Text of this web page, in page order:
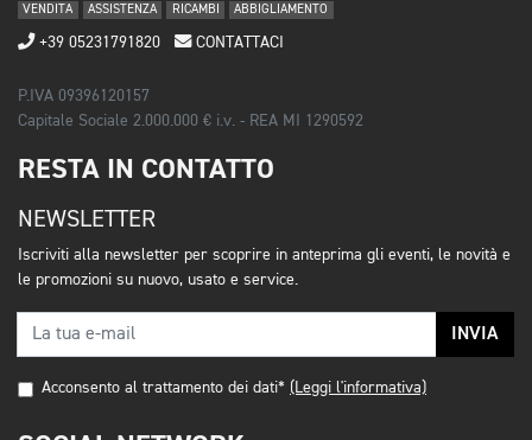
VENDITA ASSISTENZA RICAMBI ABBIGLIAMENTO
+39 05231791820 CONTATTACI
P.IVA 09396120157
Capitale Sociale 2.000.000 € i.v. - REA MI 1290592
RESTA IN CONTATTO
NEWSLETTER
Iscriviti alla newsletter per scoprire in anteprima gli eventi, le novità e
le promozioni su nuovo, usato e service.
INVIA
Acconsento al trattamento dei dati* (Leggi l'informativa)